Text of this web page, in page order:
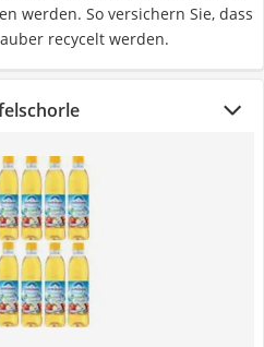
werden. So versichern Sie, dass
recycelt werden.